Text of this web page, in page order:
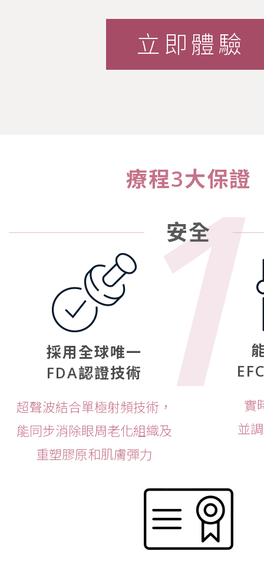
立即體驗
療程3大保證
1
安全
採用全球唯一
FDA認證技術
超聲波結合單極射頻技術，
能同步消除眼周老化組織及
重塑膠原和肌膚彈力
實
並